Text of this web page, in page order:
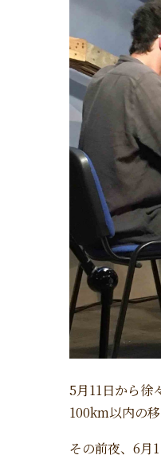
5月11日から徐
100km以内の
その前夜、6月1